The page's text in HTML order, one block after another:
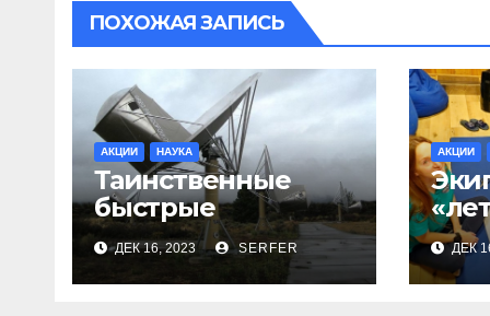
ПОХОЖАЯ ЗАПИСЬ
АКЦИИ НАУКА
Таинственные
быстрые
радиовсплески в
космосе
сделались все
ДЕК 16, 2023 SERFER
АКЦИИ
ДЕК